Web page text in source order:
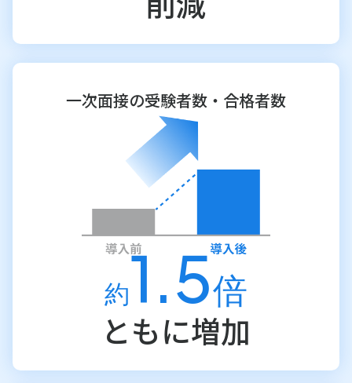
一次面接の受験者数・合格者数
約1.5倍
ともに増加